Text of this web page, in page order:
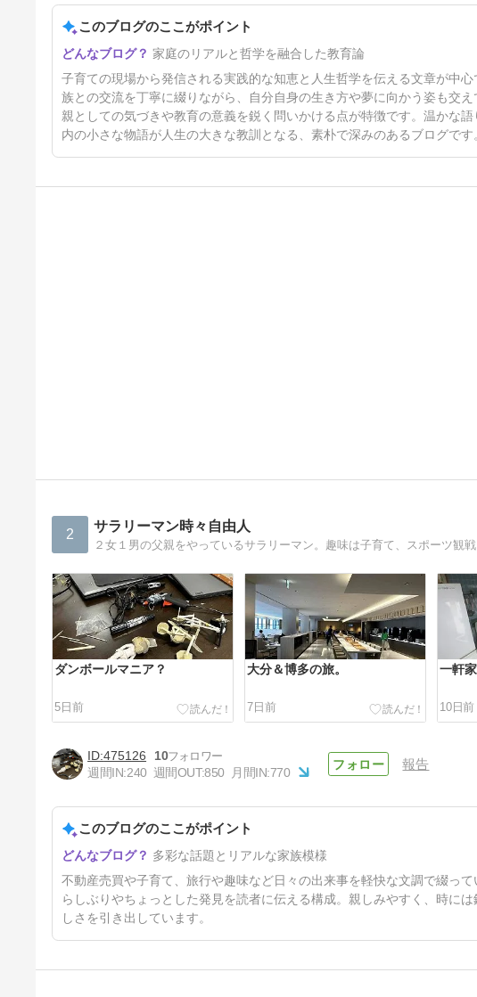
近の我が家、悩める「息子」編
～
24日前このブログのここがポイント
家庭のリアルと哲学を融合した教育論
子育ての現場から発信される実践的な知恵と人生哲学を伝える文章が中
族との交流を丁寧に綴りながら、自分自身の生き方や夢に向かう姿も交
親としての気づきや教育の意義を鋭く問いかける点が特徴です。温かな
内の小さな物語が人生の大きな教訓となる、素朴で深みのあるブログです
2 サラリーマン時々自由人
２女１男の父親をやっているサラリーマン。趣味は子育て、スポーツ観戦
ダンボールマニア？
5日前
大分＆博多の旅。
7日前
一軒
10日前
献血マニア。
17日前
475126
10
週間IN:240 週間OUT:850 月間IN:770
報告
このブログのここがポイント
多彩な話題とリアルな家族模様
不動産売買や子育て、旅行や趣味など日々の出来事を軽快な文調で綴っ
らしぶりやちょっとした発見を読者に伝える構成。親しみやすく、時に
しさを引き出しています。